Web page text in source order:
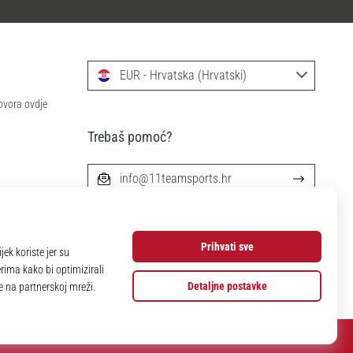
ovdje
EUR - Hrvatska (Hrvatski)
Trebaš pomoć?
info@11teamsports.hr